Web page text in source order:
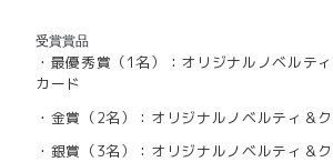
受賞賞品
・最優秀賞（1名）：オリジナルノベルテ
カード
・金賞（2名）：オリジナルノベルティ＆
・銀賞（3名）：オリジナルノベルティ＆